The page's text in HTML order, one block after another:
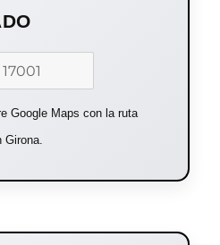
Google Maps con la ruta